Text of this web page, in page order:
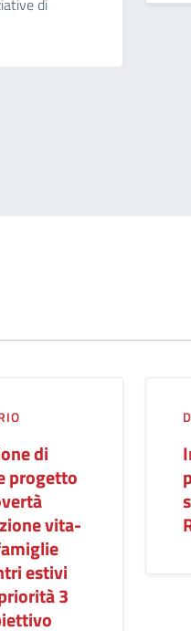
di
di
progetto
vita-
estivi
3